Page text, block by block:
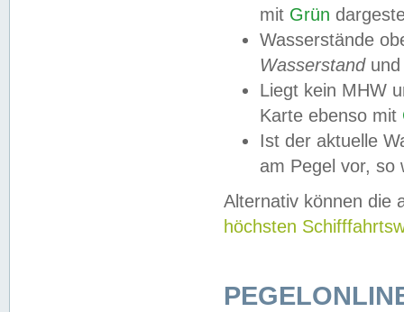
mit Grün
Wasserstände
Wasserstandund
Liegt kein MHW
Karte ebenso mit
Ist der aktuelle
am Pegel vor,
Alternativ können die
höchsten